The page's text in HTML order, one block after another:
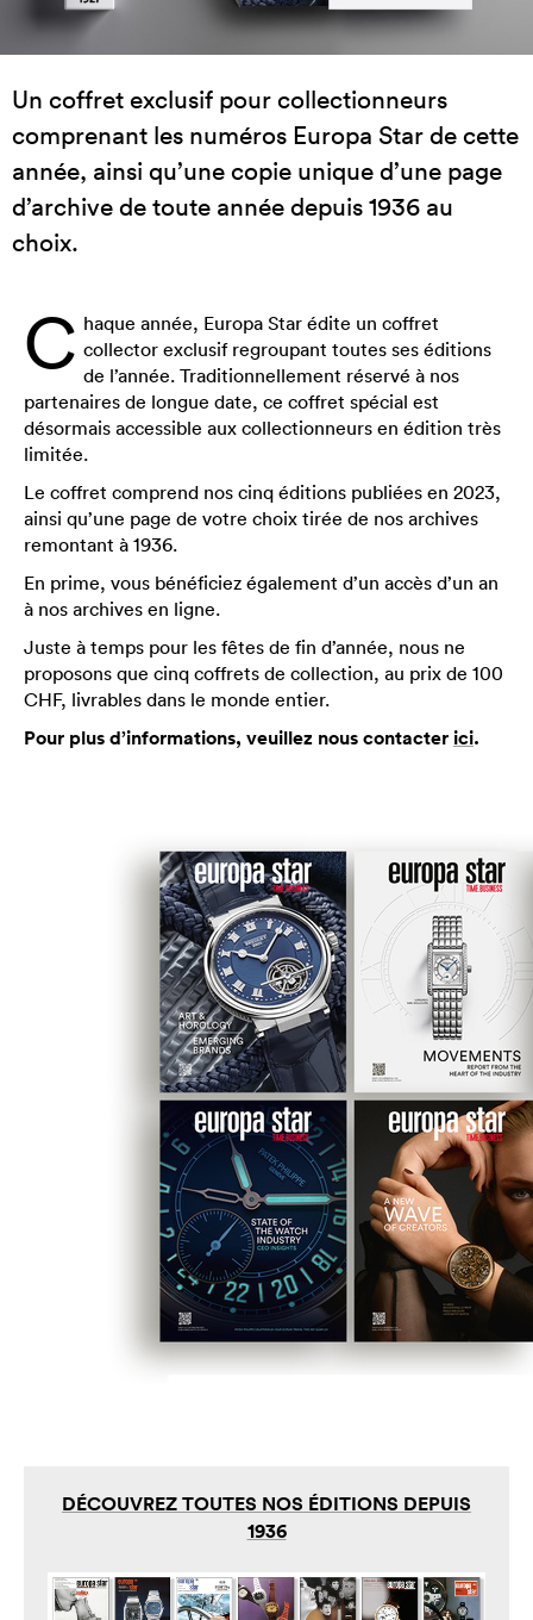
Un coffret exclusif pour collectionneurs
comprenant les numéros Europa Star de cette
année, ainsi qu’une copie unique d’une page
d’archive de toute année depuis 1936 au
choix.
C haque année, Europa Star édite un coffret
collector exclusif regroupant toutes ses éditions
de l’année. Traditionnellement réservé à nos
partenaires de longue date, ce coffret spécial est
désormais accessible aux collectionneurs en édition très
limitée.
Le coffret comprend nos cinq éditions publiées en 2023,
ainsi qu’une page de votre choix tirée de nos archives
remontant à 1936.
En prime, vous bénéficiez également d’un accès d’un an
à nos archives en ligne.
Juste à temps pour les fêtes de fin d’année, nous ne
proposons que cinq coffrets de collection, au prix de 100
CHF, livrables dans le monde entier.
Pour plus d’informations, veuillez nous contacter ici.
DÉCOUVREZ TOUTES NOS ÉDITIONS DEPUIS
1936